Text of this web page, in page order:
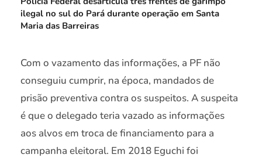
ilegal no sul do Pará durante operação em Santa
Maria das Barreiras
Com o vazamento das informações, a PF não
conseguiu cumprir, na época, mandados de
prisão preventiva contra os suspeitos. A suspeita
é que o delegado teria vazado as informações
aos alvos em troca de financiamento para a
campanha eleitoral. Em 2018 Eguchi foi